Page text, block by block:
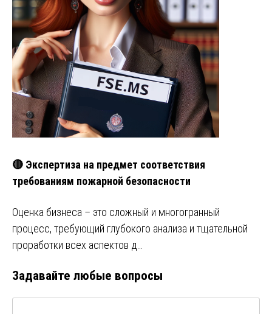
🔴 Экспертиза на предмет соответствия
требованиям пожарной безопасности
Оценка бизнеса – это сложный и многогранный
процесс, требующий глубокого анализа и тщательной
проработки всех аспектов д…
Задавайте любые вопросы